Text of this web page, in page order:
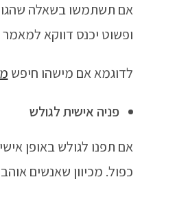
אם תשתמשו בשאלה
ופשוט יכנס דווקא
לדוגמא אם מישהו חיפש
פניה אישית לגולש
אם תפנו לגולש באופן
כפול. מכיוון שאנשים